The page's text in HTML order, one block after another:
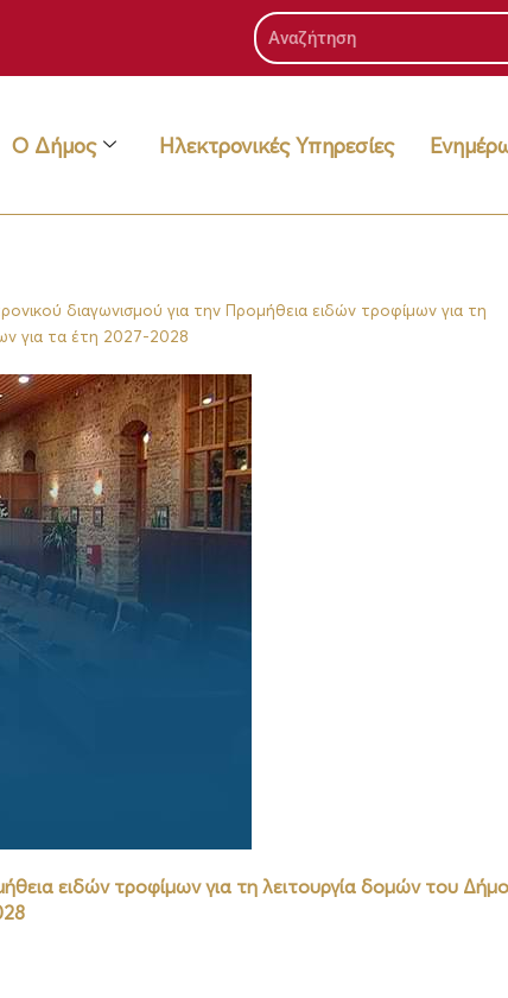
Search
Ο Δήμος Ηλεκτρονικές Υπηρεσίες
διαγωνισμού για την Προμήθεια ειδών τροφίμων για τη
για τα έτη 2027-2028
ειδών τροφίμων για τη λειτουργία δομών του